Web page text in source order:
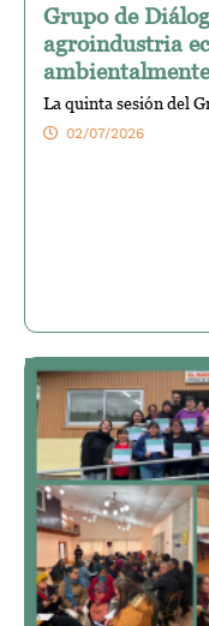
Grupo de
agroindustria
La quinta sesión del
02/07/2026